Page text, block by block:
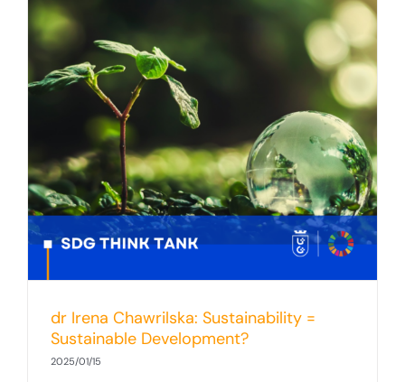
dr Irena Chawrilska: Sustainability =
Sustainable Development?
2025/01/15